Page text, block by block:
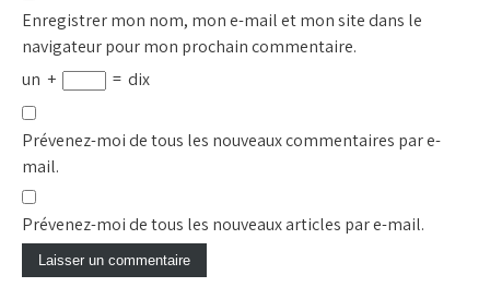
Enregistrer mon nom, mon e-mail et mon site dans le
navigateur pour mon prochain commentaire.
un + = dix
Prévenez-moi de tous les nouveaux commentaires par e-
mail.
Prévenez-moi de tous les nouveaux articles par e-mail.